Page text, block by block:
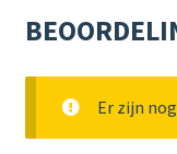
Er zijn